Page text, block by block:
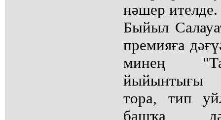
нәшер ителде.
Быйыл
премияға
минең
тора, тип
башҡа